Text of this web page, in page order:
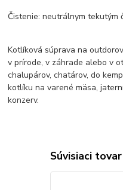
Čistenie: neutrálnym tekutým
Kotlíková súprava na
v prírode, v záhrade alebo v
chalupárov, chatárov, do
kotlíku na varené mäsa,
konzerv.
Súvisiaci tovar